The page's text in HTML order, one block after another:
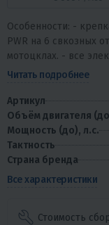
Особенности: - крепкая рама - фильтр-бокс - задняя ступица
PWR на 6 свкозных
мотоцклах. - все электрические соединения на
Читать подробнее
Артикул
Объём двигателя
Мощность (до), л.с.
Тактность
Страна бренда
Все характеристики
Стоимость